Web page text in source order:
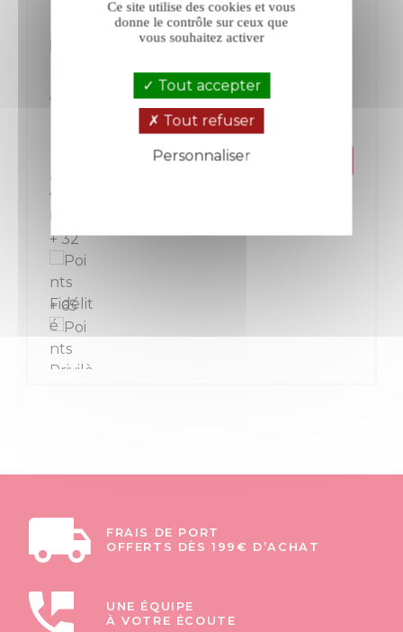
Montirius Minéral blanc 2022
Vacqueyras
Rhône
Prix
32,40 €
La bouteille de 75 cl
+ 32
+ 65
FRAIS DE PORT
OFFERTS DÈS 199€ D’ACHAT
UNE ÉQUIPE
À VOTRE ÉCOUTE
Ce site utilise des cookies et vous
donne le contrôle sur ceux que
vous souhaitez activer
Tout accepter
Tout refuser
Personnaliser